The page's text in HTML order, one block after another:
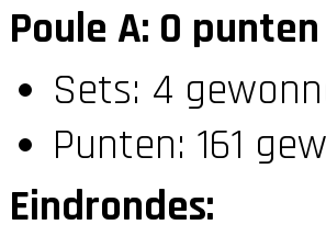
Poule A: 0 punten
Sets: 4
Punten: 161
Eindrondes: